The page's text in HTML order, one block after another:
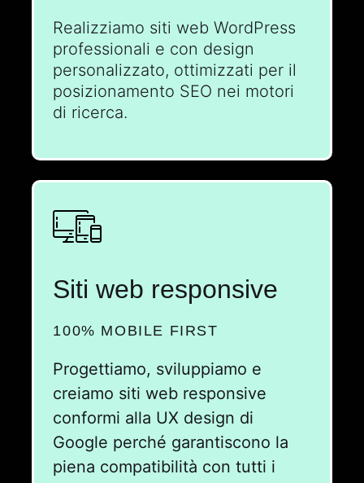
Realizziamo siti web WordPress
professionali e con design
personalizzato, ottimizzati per il
posizionamento SEO nei motori
di ricerca.
Siti web responsive
100% MOBILE FIRST
Progettiamo, sviluppiamo e
creiamo siti web responsive
conformi alla UX design di
Google perché garantiscono la
piena compatibilità con tutti i